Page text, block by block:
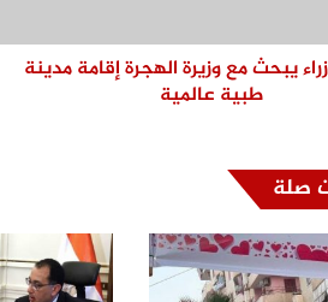
يبحث مع وزيرة الهجرة إقامة مدينة
طبية عالمية
صلة